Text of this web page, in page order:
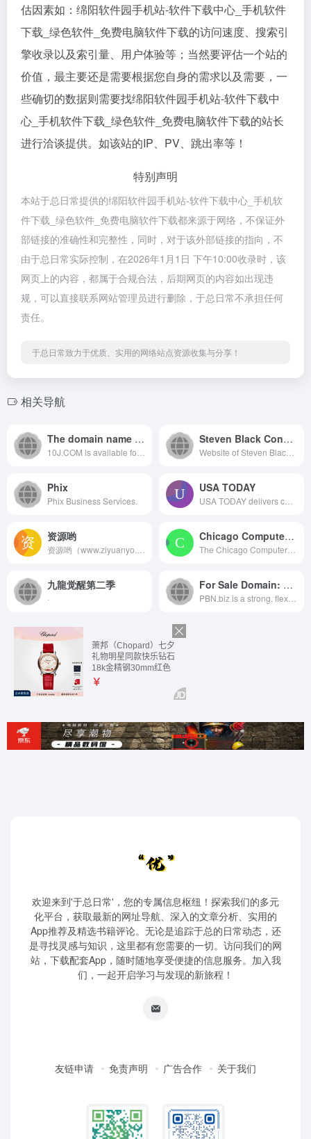
估因素如：绵阳软件园手机站-软件下载中心_手机软件
下载_绿色软件_免费电脑软件下载的访问速度、搜索引
擎收录以及索引量、用户体验等；当然要评估一个站的
价值，最主要还是需要根据您自身的需求以及需要，一
些确切的数据则需要找绵阳软件园手机站-软件下载中
心_手机软件下载_绿色软件_免费电脑软件下载的站长
进行洽谈提供。如该站的IP、PV、跳出率等！
特别声明
本站于总日常提供的绵阳软件园手机站-软件下载中心_手机软
件下载_绿色软件_免费电脑软件下载都来源于网络，不保证外
部链接的准确性和完整性，同时，对于该外部链接的指向，不
由于总日常实际控制，在2026年1月1日 下午10:00收录时，该
网页上的内容，都属于合规合法，后期网页的内容如出现违
规，可以直接联系网站管理员进行删除，于总日常不承担任何
责任。
于总日常致力于优质、实用的网络站点资源收集与分享！
相关导航
The domain name 10J.COM. Steven Black Consulting
Phix
Phix Business Services.
USA TODAY
资源哟 Chicago Computer Society Home Page – The Chicago Computer SocietyAccessibility ToolsIncrease TextDecrease TextGrayscaleHigh ContrastNegative ContrastLight BackgroundLinks UnderlineReadable FontResetSitemap
九龍觉醒第二季
·
For Sale Domain: pbn.biz
欢迎来到'于总日常'，您的专属信息枢纽！探索我们的多元
化平台，获取最新的网址导航、深入的文章分析、实用的
App推荐及精选书籍评论。无论是追踪于总的日常动态，还
是寻找灵感与知识，这里都有您需要的一切。访问我们的网
站，下载配套App，随时随地享受便捷的信息服务。加入我
们，一起开启学习与发现的新旅程！
友链申请 免责声明 广告合作 关于我们